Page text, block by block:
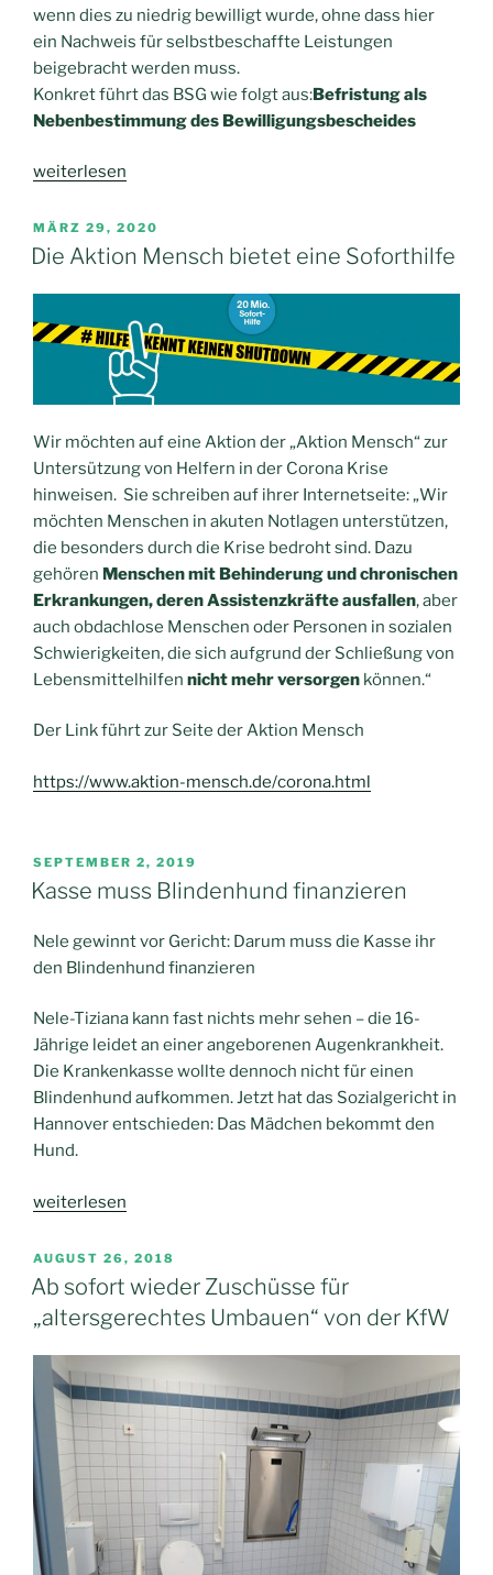
wenn dies zu niedrig bewilligt wurde, ohne dass hier
ein Nachweis für selbstbeschaffte Leistungen
beigebracht werden muss.
Konkret führt das BSG wie folgt aus:Befristung als
Nebenbestimmung des Bewilligungsbescheides
„Bundessozialgericht:
Befristung
von
unzulässig.
Rückwirkender
Zahlungsanspruch
bei
zu
niedrig
bemessenem
Persönlichen
Budget“
weiterlesen
VERÖFFENTLICHT
AM
MÄRZ 29, 2020
Die Aktion Mensch bietet eine Soforthilfe
Wir möchten auf eine Aktion der „Aktion Mensch“ zur
Untersützung von Helfern in der Corona Krise
hinweisen. Sie schreiben auf ihrer Internetseite: „Wir
möchten Menschen in akuten Notlagen unterstützen,
die besonders durch die Krise bedroht sind. Dazu
gehören Menschen mit Behinderung und chronischen
Erkrankungen, deren Assistenzkräfte ausfallen, aber
auch obdachlose Menschen oder Personen in sozialen
Schwierigkeiten, die sich aufgrund der Schließung von
Lebensmittelhilfen nicht mehr versorgen können.“
Der Link führt zur Seite der Aktion Mensch
https://www.aktion-mensch.de/corona.html
VERÖFFENTLICHT
AM
SEPTEMBER 2, 2019
Kasse muss Blindenhund finanzieren
Nele gewinnt vor Gericht: Darum muss die Kasse ihr
den Blindenhund finanzieren
Nele-Tiziana kann fast nichts mehr sehen – die 16-
Jährige leidet an einer angeborenen Augenkrankheit.
Die Krankenkasse wollte dennoch nicht für einen
Blindenhund aufkommen. Jetzt hat das Sozialgericht in
Hannover entschieden: Das Mädchen bekommt den
Hund.
„Kasse
Blindenhund
finanzieren“
weiterlesen
VERÖFFENTLICHT
AM
AUGUST 26, 2018
Ab sofort wieder Zuschüsse für
„altersgerechtes Umbauen“ von der KfW